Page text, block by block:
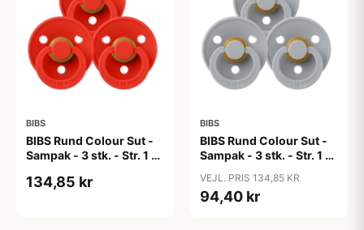
BIBS
BIBS Rund Colour Sut -
Sampak - 3 stk. - Str. 1 -
134,85 kr
BIBS
BIBS Rund Colour Sut -
Sampak - 3 stk. - Str. 1 -
VEJL. PRIS 134,85 KR
94,40 kr